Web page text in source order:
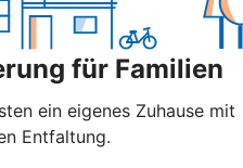
für Familien
ein eigenes Zuhause mit
Entfaltung.